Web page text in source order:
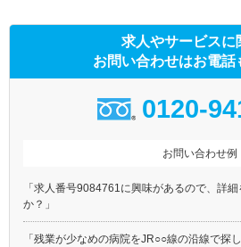
求人やサービスに
お問い合わせはお電話
0120-
お問い合わせ例
「求人番号9084761に興味があるので、詳
か？」
「残業が少なめの病院をJR○○線の沿線で探